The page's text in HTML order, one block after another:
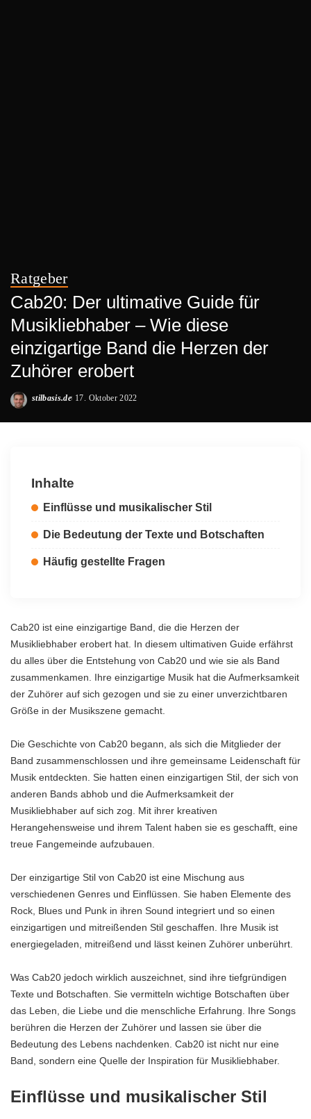
Ratgeber
Cab20: Der ultimative Guide für
Musikliebhaber – Wie diese
einzigartige Band die Herzen der
Zuhörer erobert
Posted
stilbasis.de 17. Oktober 2022
Inhalte
Einflüsse und musikalischer Stil
Die Bedeutung der Texte und Botschaften
Häufig gestellte Fragen
Cab20 ist eine einzigartige Band, die die Herzen der
Musikliebhaber erobert hat. In diesem ultimativen Guide erfährst
du alles über die Entstehung von Cab20 und wie sie als Band
zusammenkamen. Ihre einzigartige Musik hat die Aufmerksamkeit
der Zuhörer auf sich gezogen und sie zu einer unverzichtbaren
Größe in der Musikszene gemacht.
Die Geschichte von Cab20 begann, als sich die Mitglieder der
Band zusammenschlossen und ihre gemeinsame Leidenschaft für
Musik entdeckten. Sie hatten einen einzigartigen Stil, der sich von
anderen Bands abhob und die Aufmerksamkeit der
Musikliebhaber auf sich zog. Mit ihrer kreativen
Herangehensweise und ihrem Talent haben sie es geschafft, eine
treue Fangemeinde aufzubauen.
Der einzigartige Stil von Cab20 ist eine Mischung aus
verschiedenen Genres und Einflüssen. Sie haben Elemente des
Rock, Blues und Punk in ihren Sound integriert und so einen
einzigartigen und mitreißenden Stil geschaffen. Ihre Musik ist
energiegeladen, mitreißend und lässt keinen Zuhörer unberührt.
Was Cab20 jedoch wirklich auszeichnet, sind ihre tiefgründigen
Texte und Botschaften. Sie vermitteln wichtige Botschaften über
das Leben, die Liebe und die menschliche Erfahrung. Ihre Songs
berühren die Herzen der Zuhörer und lassen sie über die
Bedeutung des Lebens nachdenken. Cab20 ist nicht nur eine
Band, sondern eine Quelle der Inspiration für Musikliebhaber.
Einflüsse und musikalischer Stil